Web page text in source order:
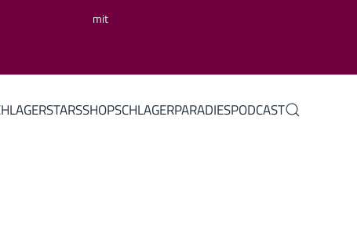
mit
SHOPSCHLAGERPARADIESPODCAST